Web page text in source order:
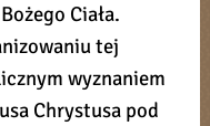
Ciała.
tej
wyznaniem
Chrystusa pod